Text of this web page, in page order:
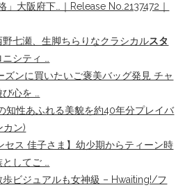
」大阪府下…｜Release No.2137472｜
野七瀬、生脚ちらりなクラシカルスタ
シティ …
ズンに買いたいご褒美バッグ発見 チャ
心を …
知性あふれる美貌を約40年分プレイバ
カン)
セス 佳子さま】幼少期からティーン時
してご …
歩ビジュアルも女神級 – Hwaiting!/フ